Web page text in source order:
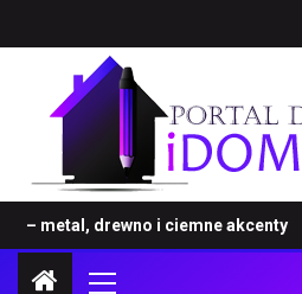
i ciemne akcenty